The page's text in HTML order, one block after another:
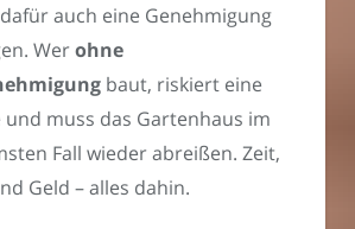
auch eine Genehmigung
Werohne
baut, riskiert eine
und muss das Gartenhaus im
Fall wieder abreißen. Zeit,
Geld – alles dahin.